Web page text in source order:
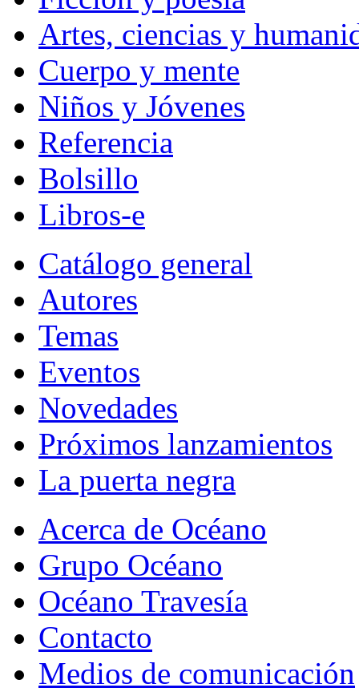
Artes, ciencias y
Cuerpo y mente
Niños y Jóvenes
Referencia
Bolsillo
Libros-e
Catálogo general
Autores
Temas
Eventos
Novedades
Próximos lanzamientos
La puerta negra
Acerca de Océano
Grupo Océano
Océano Travesía
Contacto
Medios de comunicación